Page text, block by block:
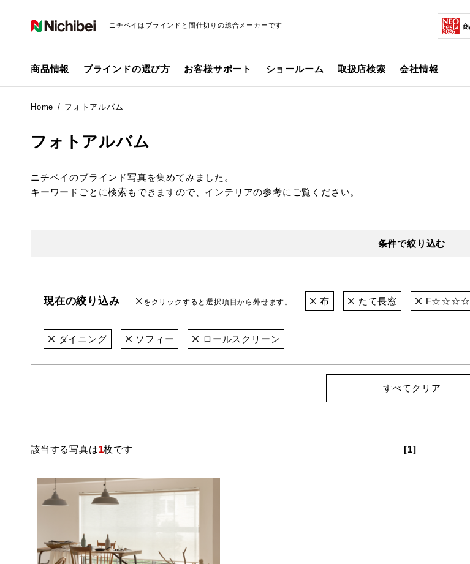
ニチベイはブラインドと間仕切りの総合メーカーです
商品情報 ブラインドの選び方 お客様サポート ショールーム 取扱店検索 会社情報
Home フォトアルバム
フォトアルバム
ニチベイのブラインド写真を集めてみました。
キーワードごとに検索もできますので、インテリアの参考にご覧ください。
条件で絞り込む
現在の絞り込み をクリックすると選択項目から外せます。 布 たて長窓 F☆☆☆☆
ダイニング ソフィー ロールスクリーン
すべてクリア
該当する写真は1枚です [1]